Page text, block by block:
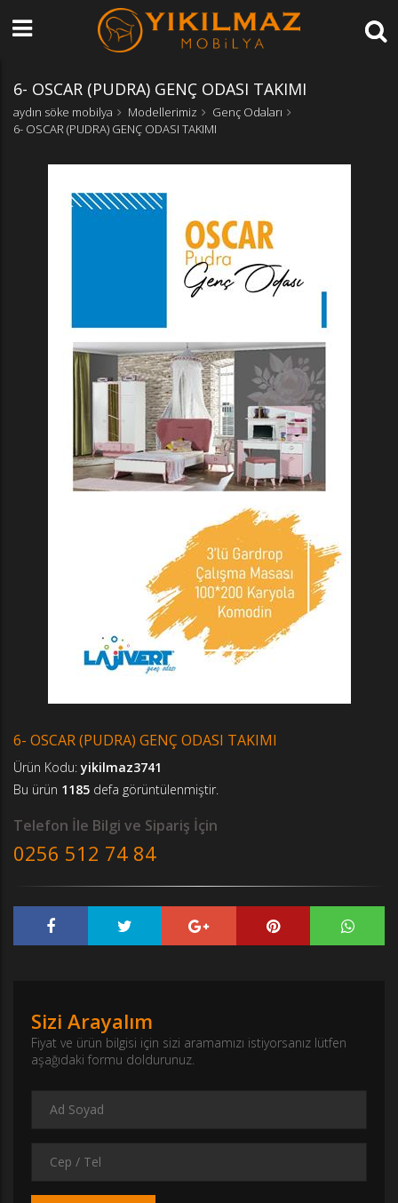
6- OSCAR (PUDRA) GENÇ ODASI TAKIMI
aydın söke mobilya Modellerimiz
Genç Odaları
6- OSCAR (PUDRA) GENÇ ODASI TAKIMI
6- OSCAR (PUDRA) GENÇ ODASI TAKIMI
Ürün Kodu:yikilmaz3741
Bu ürün 1185 defa görüntülenmiştir.
Telefon İle Bilgi ve Sipariş İçin
0256 512 74 84
Sizi Arayalım
Fiyat ve ürün bilgisi için sizi aramamızı istiyorsanız lütfen
aşağıdaki formu doldurunuz.